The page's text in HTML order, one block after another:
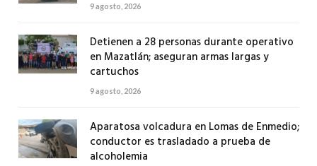
9 agosto, 2026
Detienen a 28 personas durante operativo
en Mazatlán; aseguran armas largas y
cartuchos
9 agosto, 2026
Aparatosa volcadura en Lomas de Enmedio;
conductor es trasladado a prueba de
alcoholemia